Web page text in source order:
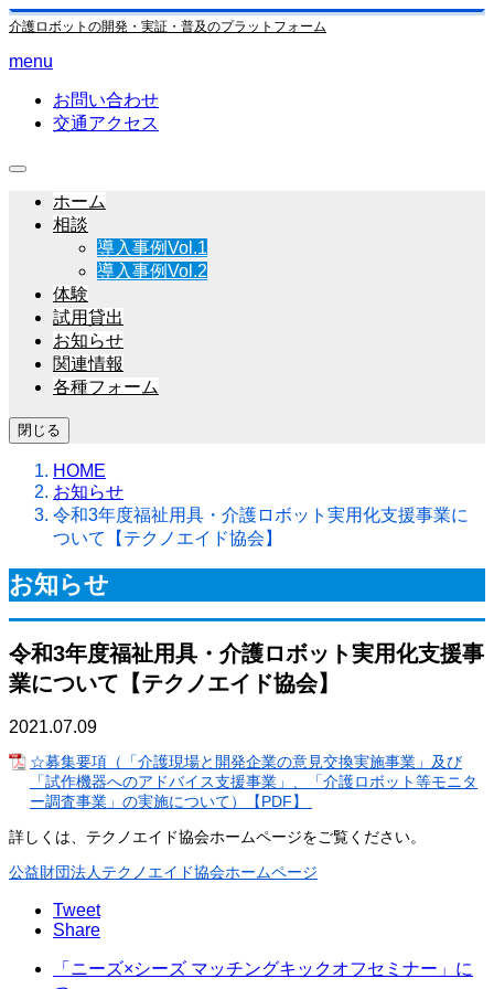
介護ロボットの開発・実証・普及のプラットフォーム
menu
お問い合わせ
交通アクセス
ホーム
相談
導入事例Vol.1
導入事例Vol.2
体験
試用貸出
お知らせ
関連情報
各種フォーム
閉じる
HOME
お知らせ
令和3年度福祉用具・介護ロボット実用化支援事業に
ついて【テクノエイド協会】
お知らせ
令和3年度福祉用具・介護ロボット実用化支援事
業について【テクノエイド協会】
2021.07.09
☆募集要項（「介護現場と開発企業の意見交換実施事業」及び
「試作機器へのアドバイス支援事業」、「介護ロボット等モニタ
ー調査事業」の実施について）【PDF】
詳しくは、テクノエイド協会ホームページをご覧ください。
公益財団法人テクノエイド協会ホームページ
Tweet
Share
「ニーズ×シーズ マッチングキックオフセミナー」に